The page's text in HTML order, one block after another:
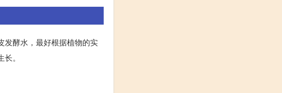
发酵水，最好根据植物的实
。